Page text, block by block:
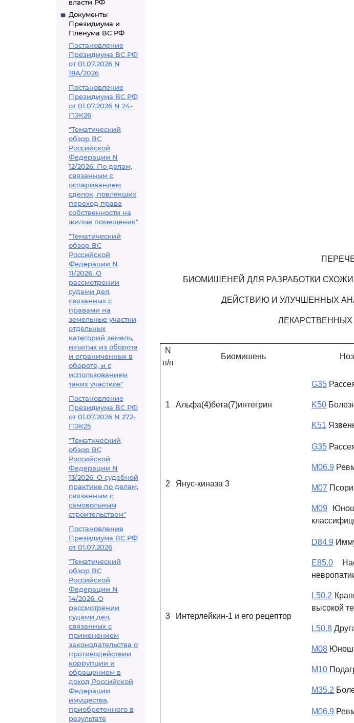
власти РФ
Документы
Президиума и
Пленума ВС РФ
Постановление
Президиума ВС РФ
от 01.07.2026 N
18А/2026
Постановление
Президиума ВС РФ
от 01.07.2026 N 24-
ПЭК26
"Тематический
обзор ВС
Российской
Федерации N
12/2026. По делам,
связанным с
оспариванием
сделок, повлекших
переход права
собственности на
жилые помещения"
"Тематический
обзор ВС
Российской
Федерации N
11/2026. О
рассмотрении
судами дел,
связанных с
правами на
земельные участки
отдельных
категорий земель,
изъятых из оборота
и ограниченных в
обороте, и с
использованием
таких участков"
Постановление
Президиума ВС РФ
от 01.07.2026 N 272-
ПЭК25
"Тематический
обзор ВС
Российской
Федерации N
13/2026. О судебной
практике по делам,
связанным с
самовольным
строительством"
Постановление
Президиума ВС РФ
от 01.07.2026
"Тематический
обзор ВС
Российской
Федерации N
14/2026. О
рассмотрении
судами дел,
связанных с
применением
законодательства о
противодействии
коррупции и
обращением в
доход Российской
Федерации
имущества,
приобретенного в
результате
БИОМИШЕНЕЙ ДЛЯ РАЗРАБОТКИ
ДЕЙСТВИЮ И УЛУЧШЕННЫХ
ЛЕКАРСТВЕННЫХ
N
п/п
Биомишень
1 Альфа(4)бета(7)интегрин
G35
K50
K51
2 Янус-киназа 3
G35
M06.9
M07
M09
3 Интерлейкин-1 и его рецептор
D84.9
E85.0
L50.2
высокой
L50.8
M08
M10
M35.2
M06.9